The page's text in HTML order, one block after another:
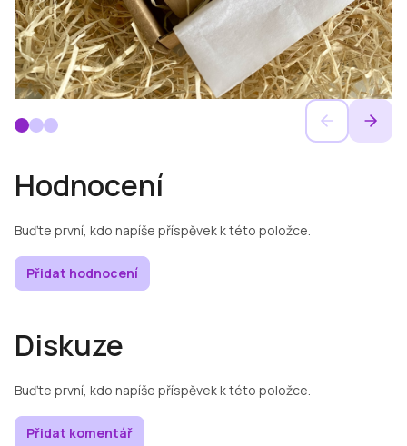
Hodnocení
Buďte první, kdo napíše příspěvek k této položce.
Přidat hodnocení
Diskuze
Buďte první, kdo napíše příspěvek k této položce.
Přidat komentář